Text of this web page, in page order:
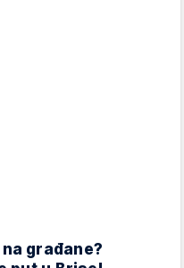
građane?